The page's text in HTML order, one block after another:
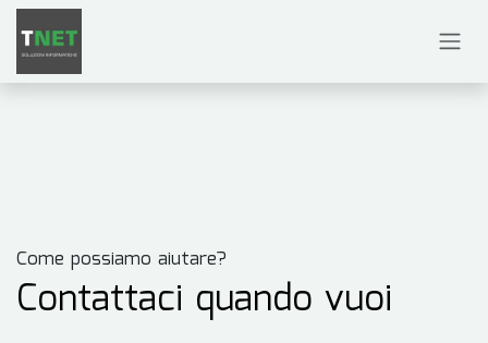
Passa al contenuto
Come possiamo aiutare?
Contattaci quando vuoi